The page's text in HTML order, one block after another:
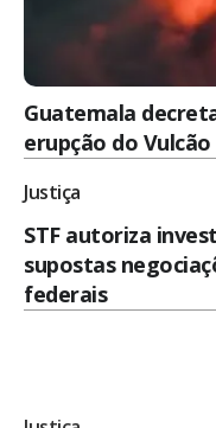
Guatemala
erupção do
Justiça
STF autoriza
supostas
federais